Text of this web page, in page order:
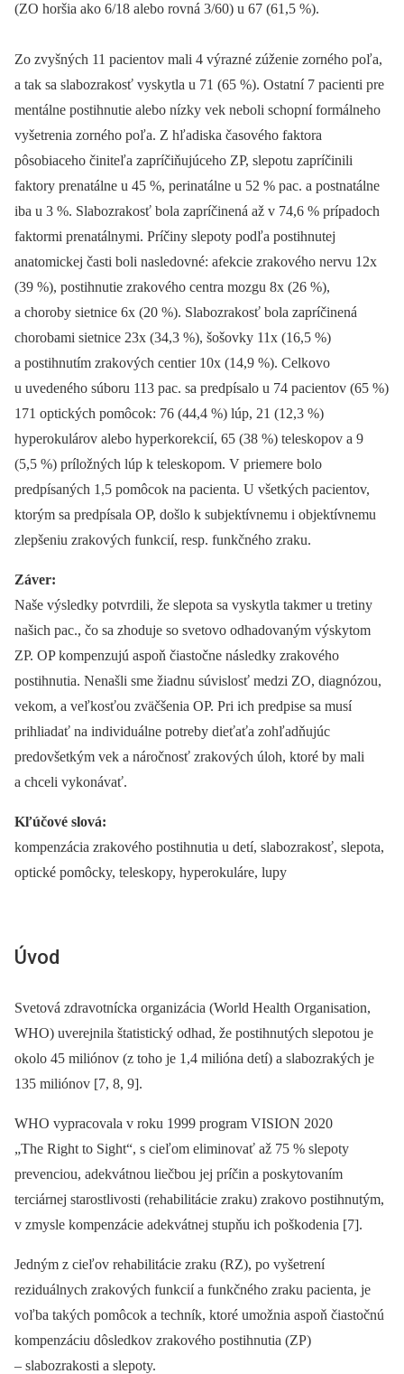
(ZO horšia ako 6/18 alebo rovná 3/60) u 67 (61,5 %).
Zo zvyšných 11 pacientov mali 4 výrazné zúženie zorného poľa,
a tak sa slabozrakosť vyskytla u 71 (65 %). Ostatní 7 pacienti pre
mentálne postihnutie alebo nízky vek neboli schopní formálneho
vyšetrenia zorného poľa. Z hľadiska časového faktora
pôsobiaceho činiteľa zapríčiňujúceho ZP, slepotu zapríčinili
faktory prenatálne u 45 %, perinatálne u 52 % pac. a postnatálne
iba u 3 %. Slabozrakosť bola zapríčinená až v 74,6 % prípadoch
faktormi prenatálnymi. Príčiny slepoty podľa postihnutej
anatomickej časti boli nasledovné: afekcie zrakového nervu 12x
(39 %), postihnutie zrakového centra mozgu 8x (26 %),
a choroby sietnice 6x (20 %). Slabozrakosť bola zapríčinená
chorobami sietnice 23x (34,3 %), šošovky 11x (16,5 %)
a postihnutím zrakových centier 10x (14,9 %). Celkovo
u uvedeného súboru 113 pac. sa predpísalo u 74 pacientov (65 %)
171 optických pomôcok: 76 (44,4 %) lúp, 21 (12,3 %)
hyperokulárov alebo hyperkorekcií, 65 (38 %) teleskopov a 9
(5,5 %) príložných lúp k teleskopom. V priemere bolo
predpísaných 1,5 pomôcok na pacienta. U všetkých pacientov,
ktorým sa predpísala OP, došlo k subjektívnemu i objektívnemu
zlepšeniu zrakových funkcií, resp. funkčného zraku.
Záver:
Naše výsledky potvrdili, že slepota sa vyskytla takmer u tretiny
našich pac., čo sa zhoduje so svetovo odhadovaným výskytom
ZP. OP kompenzujú aspoň čiastočne následky zrakového
postihnutia. Nenašli sme žiadnu súvislosť medzi ZO, diagnózou,
vekom, a veľkosťou zväčšenia OP. Pri ich predpise sa musí
prihliadať na individuálne potreby dieťaťa zohľadňujúc
predovšetkým vek a náročnosť zrakových úloh, ktoré by mali
a chceli vykonávať.
Kľúčové slová:
kompenzácia zrakového postihnutia u detí, slabozrakosť, slepota,
optické pomôcky, teleskopy, hyperokuláre, lupy
Úvod
Svetová zdravotnícka organizácia (World Health Organisation,
WHO) uverejnila štatistický odhad, že postihnutých slepotou je
okolo 45 miliónov (z toho je 1,4 milióna detí) a slabozrakých je
135 miliónov [7, 8, 9].
WHO vypracovala v roku 1999 program VISION 2020
„The Right to Sight“, s cieľom eliminovať až 75 % slepoty
prevenciou, adekvátnou liečbou jej príčin a poskytovaním
terciárnej starostlivosti (rehabilitácie zraku) zrakovo postihnutým,
v zmysle kompenzácie adekvátnej stupňu ich poškodenia [7].
Jedným z cieľov rehabilitácie zraku (RZ), po vyšetrení
reziduálnych zrakových funkcií a funkčného zraku pacienta, je
voľba takých pomôcok a techník, ktoré umožnia aspoň čiastočnú
kompenzáciu dôsledkov zrakového postihnutia (ZP)
–⁠ slabozrakosti a slepoty.